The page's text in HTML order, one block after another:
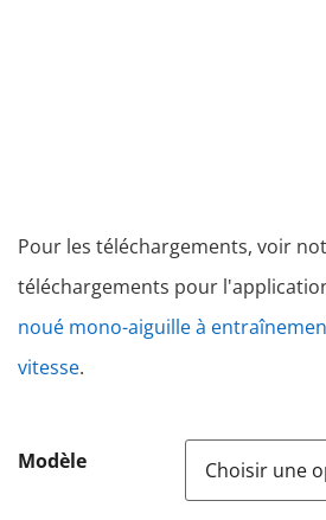
Pour les téléchargements, voir
téléchargements pour
noué mono-aiguille à
vitesse.
Modèle